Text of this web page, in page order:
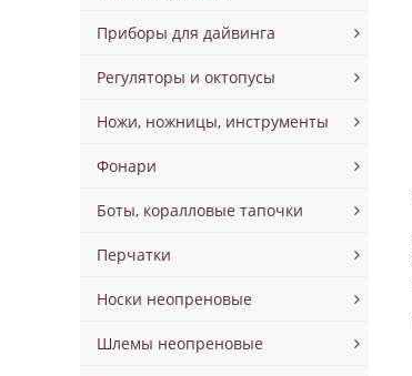
Приборы для дайвинга
Регуляторы и октопусы
Ножи, ножницы, инструменты
Фонари
Боты, коралловые тапочки
Перчатки
Носки неопреновые
Шлемы неопреновые